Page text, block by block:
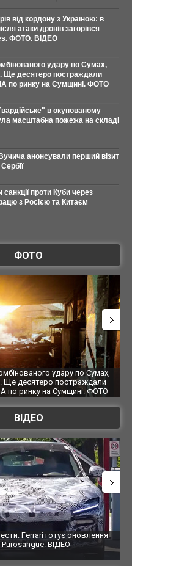
від кордону з Україною: в
атаки дронів загорівся
ФОТО. ВІДЕО
удару по Сумах,
Ще десятеро постраждали
по ринку на Сумщині. ФОТО
в окупованому
масштабна пожежа на складі
Вучича анонсували перший візит
проти Куби через
з Росією та Китаєм
ФОТО
удару по Сумах,
постраждали
на Сумщині. ФОТО
За 2000 кілометрів від
Єкатеринбурзі після
склад Wildberries.
ВІДЕО
готує оновлення
ВІДЕО
Вийшов трейлер нової
фільму "Афера Томаса